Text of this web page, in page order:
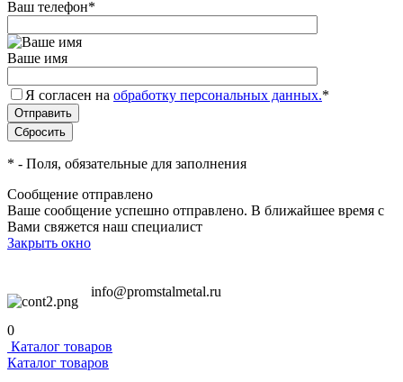
Ваш телефон*
Ваше имя
Я согласен на обработку персональных данных.*
* - Поля, обязательные для заполнения
Сообщение отправлено
Ваше сообщение успешно отправлено. В ближайшее время с
Вами свяжется наш специалист
Закрыть окно
info@promstalmetal.ru
0
Каталог товаров
Каталог товаров